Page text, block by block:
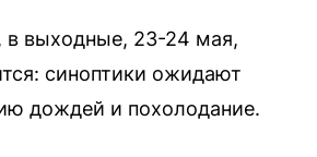
в выходные, 23-24 мая,
синоптики ожидают
дождей и похолодание.